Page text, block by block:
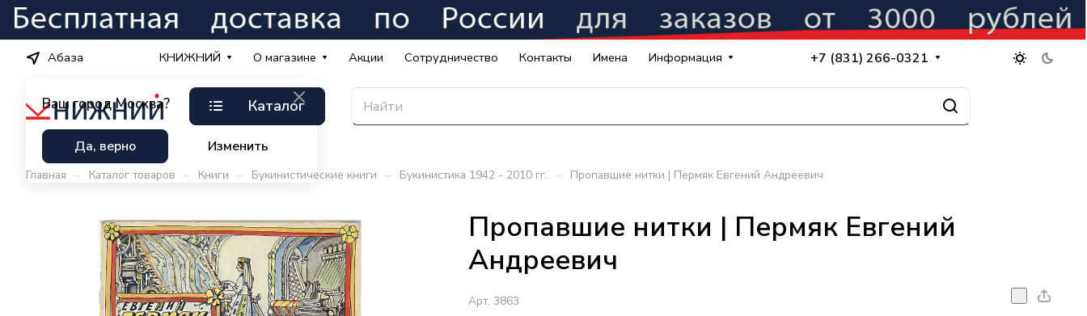
Абаза
Ваш город Москва?
Да, верно Изменить
КНИЖНИЙ О магазине Акции Сотрудничество Контакты Имена Информация +7 (831) 266-0321
Каталог
Главная – Каталог товаров – Книги – Букинистические книги – Букинистика 1942 - 2010 гг. – Пропавшие нитки | Пермяк Евгений Андреевич
Пропавшие нитки | Пермяк Евгений
Андреевич
Арт. 3863